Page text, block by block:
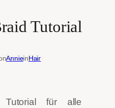
Tutorial
AnnieinHair
Tutorial für alle